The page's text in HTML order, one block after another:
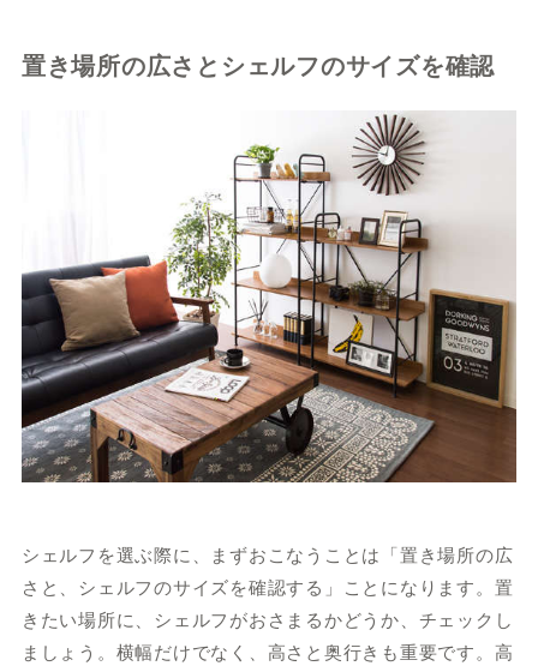
置き場所の広さとシェルフのサイズを確認
シェルフを選ぶ際に、まずおこなうことは「置き場所の広
さと、シェルフのサイズを確認する」ことになります。置
きたい場所に、シェルフがおさまるかどうか、チェックし
ましょう。横幅だけでなく、高さと奥行きも重要です。高